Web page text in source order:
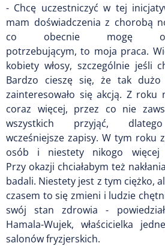
- Chcę uczestniczyć w tej
mam doświadczenia z chorobą
co obecnie mogę
potrzebującym, to moja praca.
kobiety włosy, szczególnie jeśli
Bardzo cieszę się, że tak
zainteresowało się akcją. Z
coraz więcej, przez co nie
wszystkich przyjąć,
wcześniejsze zapisy. W tym roku
osób i niestety nikogo więcej
Przy okazji chciałabym też
badali. Niestety jest z tym ciężko,
czasem to się zmieni i ludzie
swój stan zdrowia -
Hamala-Wujek, właścicielka
salonów fryzjerskich.